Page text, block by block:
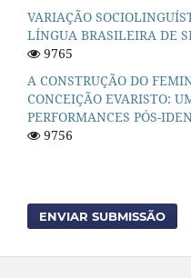
VARIAÇÃO
LÍNGUA BRASILEIRA DE
9765
A CONSTRUÇÃO DO
CONCEIÇÃO EVARISTO:
PERFORMANCES PÓS-
9756
ENVIAR SUBMISSÃO